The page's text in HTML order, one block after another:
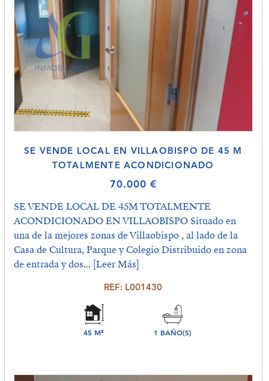
SE VENDE LOCAL EN VILLAOBISPO DE 45 M
TOTALMENTE ACONDICIONADO
70.000 €
SE VENDE LOCAL DE 45M TOTALMENTE
ACONDICIONADO EN VILLAOBISPO Situado en
una de la mejores zonas de Villaobispo , al lado de la
Casa de Cultura, Parque y Colegio Distribuido en zona
de entrada y dos... [Leer Más]
REF: L001430
45 M² 1 BAÑO(S)